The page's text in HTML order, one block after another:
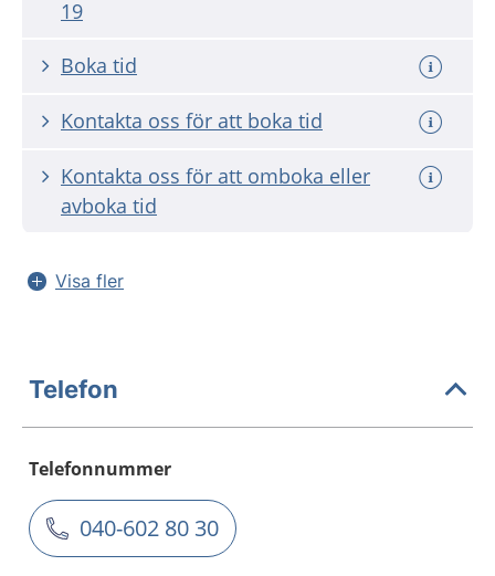
19
Boka tid
Kontakta oss för att boka tid
Kontakta oss för att omboka eller
avboka tid
Visa fler
Telefon
Telefonnummer
040-602 80 30